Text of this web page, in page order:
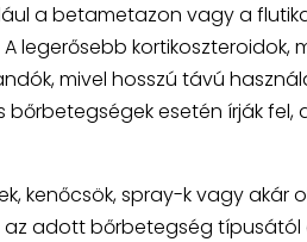
a betametazon vagy a
legerősebb
mivel hosszú távú
esetén írják fel,
kenőcsök, spray-k vagy akár
az adott bőrbetegség